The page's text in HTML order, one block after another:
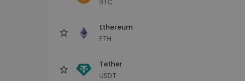
Ethereum
ETH
Tether
USDT